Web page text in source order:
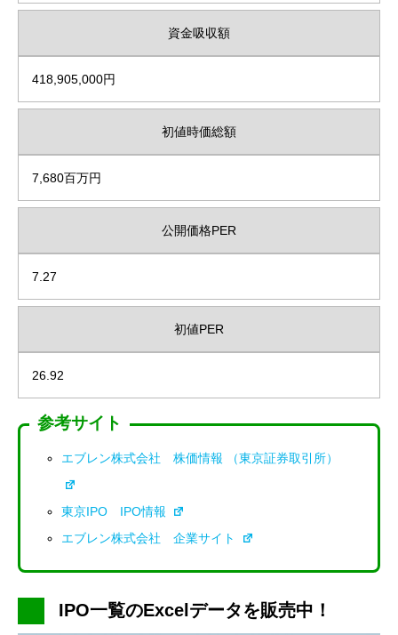
資金吸収額
418,905,000円
初値時価総額
7,680百万円
公開価格PER
7.27
初値PER
26.92
参考サイト
エブレン株式会社 株価情報 （東京証券取引所）
東京IPO IPO情報
エブレン株式会社 企業サイト
IPO一覧のExcelデータを販売中！